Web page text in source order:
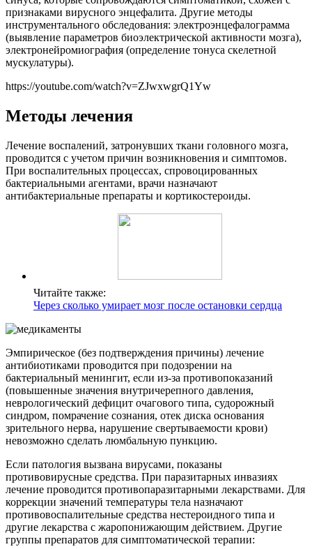
признаками вирусного энцефалита. Другие методы
инструментального обследования: электроэнцефалограмма
(выявление параметров биоэлектрической активности мозга),
электронейромиография (определение тонуса скелетной
мускулатуры).
https://youtube.com/watch?v=ZJwxwgrQ1Yw
Методы лечения
Лечение воспалений, затронувших ткани головного мозга,
проводится с учетом причин возникновения и симптомов.
При воспалительных процессах, спровоцированных
бактериальными агентами, врачи назначают
антибактериальные препараты и кортикостероиды.
Читайте также:
Через сколько умирает мозг после остановки сердца
Эмпирическое (без подтверждения причины) лечение
антибиотиками проводится при подозрении на
бактериальный менингит, если из-за противопоказаний
(повышенные значения внутричерепного давления,
неврологический дефицит очагового типа, судорожный
синдром, помрачение сознания, отек диска основания
зрительного нерва, нарушение свертываемости крови)
невозможно сделать люмбальную пункцию.
Если патология вызвана вирусами, показаны
противовирусные средства. При паразитарных инвазиях
лечение проводится противопаразитарными лекарствами. Для
коррекции значений температуры тела назначают
противовоспалительные средства нестероидного типа и
другие лекарства с жаропонижающим действием. Другие
группы препаратов для симптоматической терапии: